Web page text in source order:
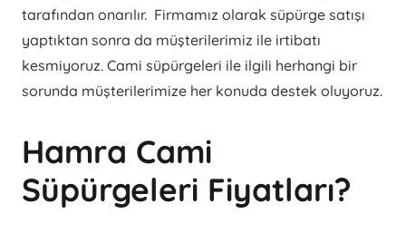
tarafından onarılır. Firmamız olarak süpürge satışı
yaptıktan sonra da müşterilerimiz ile irtibatı
kesmiyoruz. Cami süpürgeleri ile ilgili herhangi bir
sorunda müşterilerimize her konuda destek oluyoruz.
Hamra Cami
Süpürgeleri Fiyatları?